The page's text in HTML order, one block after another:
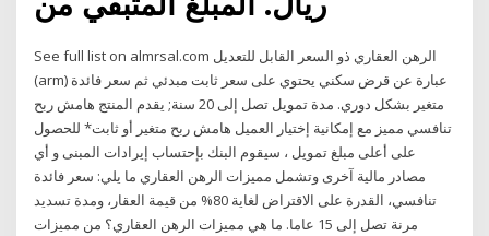
See full list on almrsal.com الرهن العقاري ذو السعر القابل للتعديل
(arm) عبارة عن قرض سكني يحتوي على سعر ثابت مبدئي ثم سعر فائدة
متغير بشكل دوري. مدة تمويل تصل إلى 20 سنة; يقدم المنتج هامش ربح
تنافسي مميز مع إمكانية إختيار العميل هامش ربح متغير أو ثابت* للحصول
على أعلى مبلغ تمويل ، سيقوم البنك بإحتساب إيرادات المبنى و أي
مصادر مالية آخرى وتشمل مميزات الرهن العقاري ما يلي: سعر فائدة
تنافسي، القدرة على الاقتراض لغاية 80% من قيمة العقار، ومدة تسديد
مرنة تصل إلى 15 عاما. ما هي مميزات الرهن العقاري؟ من مميزات